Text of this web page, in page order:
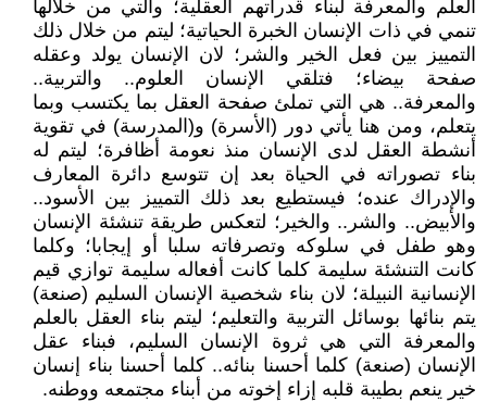
العلم والمعرفة لبناء قدراتهم العقلية؛ والتي من خلالها
تنمي في ذات الإنسان الخبرة الحياتية؛ ليتم من خلال ذلك
التمييز بين فعل الخير والشر؛ لان الإنسان يولد وعقله
صفحة بيضاء؛ فتلقي الإنسان العلوم.. والتربية..
والمعرفة.. هي التي تملئ صفحة العقل بما يكتسب وبما
يتعلم، ومن هنا يأتي دور (الأسرة) و(المدرسة) في تقوية
أنشطة العقل لدى الإنسان منذ نعومة أظافرة؛ ليتم له
بناء تصوراته في الحياة بعد إن تتوسع دائرة المعارف
والإدراك عنده؛ فيستطيع بعد ذلك التمييز بين الأسود..
والأبيض.. والشر.. والخير؛ لتعكس طريقة تنشئة الإنسان
وهو طفل في سلوكه وتصرفاته سلبا أو إيجابا؛ وكلما
كانت التنشئة سليمة كلما كانت أفعاله سليمة توازي قيم
الإنسانية النبيلة؛ لان بناء شخصية الإنسان السليم (صنعة)
يتم بنائها بوسائل التربية والتعليم؛ ليتم بناء العقل بالعلم
والمعرفة التي هي ثروة الإنسان السليم، فبناء عقل
الإنسان (صنعة) كلما أحسنا بنائه.. كلما أحسنا بناء إنسان
خير ينعم بطيبة قلبه إزاء إخوته من أبناء مجتمعه ووطنه.